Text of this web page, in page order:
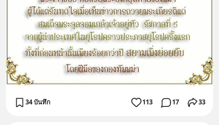
34 บันทึก 113 17 33